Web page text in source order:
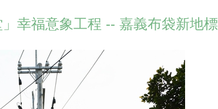
幸福意象工程 -- 嘉義布袋新地標